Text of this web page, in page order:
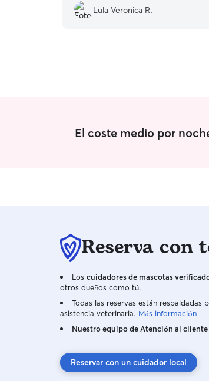
dejar a Stella cundo necesite un
Lula Veronica R.
El coste medio por
Reserva
Los cuidadores de mascotas
otros dueños como tú.
Todas las reservas están
asistencia veterinaria. Más información
Nuestro equipo de Atención al cliente
Reservar con un cuidador local